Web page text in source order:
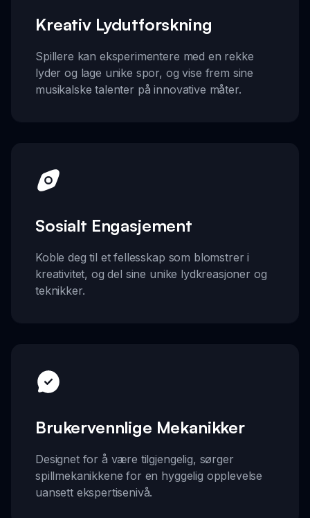
Kreativ Lydutforskning
Spillere kan eksperimentere med en rekke
lyder og lage unike spor, og vise frem sine
musikalske talenter på innovative måter.
Sosialt Engasjement
Koble deg til et fellesskap som blomstrer i
kreativitet, og del sine unike lydkreasjoner og
teknikker.
Brukervennlige Mekanikker
Designet for å være tilgjengelig, sørger
spillmekanikkene for en hyggelig opplevelse
uansett ekspertisenivå.